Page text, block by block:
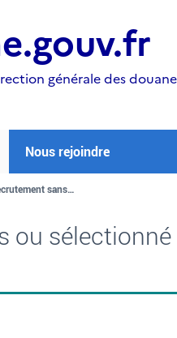
générale des
Nous rejoindre
sans…
ou